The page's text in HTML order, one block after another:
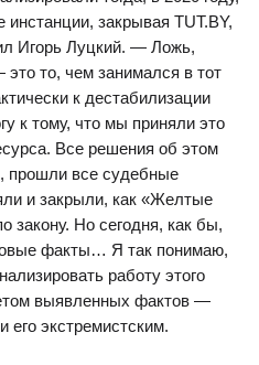
закрывая TUT.BY,
Игорь Луцкий. — Ложь,
то, чем занимался в тот
к дестабилизации
к тому, что мы приняли это
Все решения об этом
прошли все судебные
и закрыли, как «Желтые
закону. Но сегодня, как бы,
факты… Я так понимаю,
работу этого
выявленных фактов —
его экстремистским.